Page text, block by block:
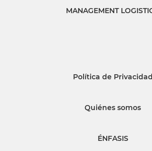
MANAGEMENT
Política de Privacidad
Quiénes somos
ÉNFASIS